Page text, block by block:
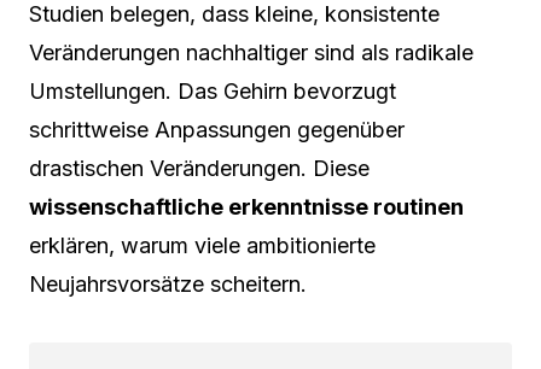
Studien belegen, dass kleine, konsistente
Veränderungen nachhaltiger sind als radikale
Umstellungen. Das Gehirn bevorzugt
schrittweise Anpassungen gegenüber
drastischen Veränderungen. Diese
wissenschaftliche erkenntnisse routinen
erklären, warum viele ambitionierte
Neujahrsvorsätze scheitern.